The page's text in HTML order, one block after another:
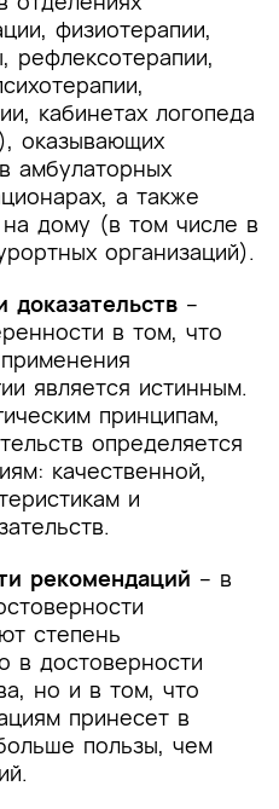
физиотерапии,
рефлексотерапии,
кабинетах логопеда
оказывающих
амбулаторных
а также
дому (в том числе в
организаций).
доказательств –
в том, что
является истинным.
принципам,
определяется
качественной,
и
рекомендаций – в
степень
в достоверности
но и в том, что
принесет в
пользы, чем